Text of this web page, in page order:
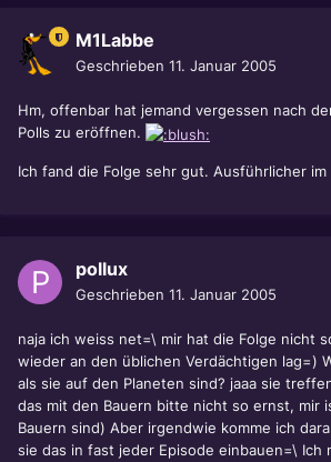
M1Labbe
Geschrieben 11. Januar 2005
Hm, offenbar hat jemand vergessen nach
Polls zu eröffnen.
Ich fand die Folge sehr gut. Ausführlicher im
pollux
Geschrieben 11. Januar 2005
naja ich weiss net=\ mir hat die Folge nicht
wieder an den üblichen Verdächtigen lag=)
als sie auf den Planeten sind? jaaa sie
das mit den Bauern bitte nicht so ernst, mir
Bauern sind) Aber irgendwie komme ich
sie das in fast jeder Episode einbauen=\ Ich